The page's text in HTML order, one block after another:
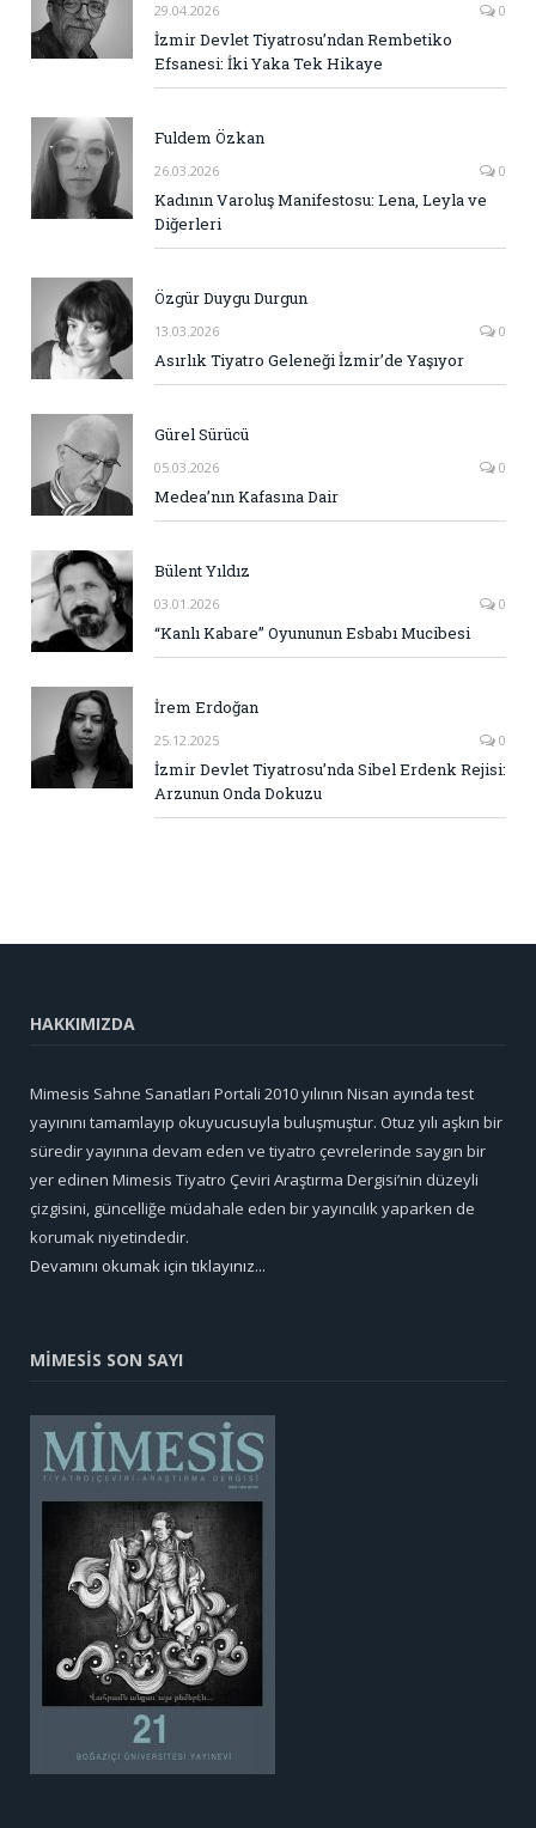
29.04.2026 0
İzmir Devlet Tiyatrosu’ndan Rembetiko
Efsanesi: İki Yaka Tek Hikaye
Fuldem Özkan
26.03.2026 0
Kadının Varoluş Manifestosu: Lena, Leyla ve
Diğerleri
Özgür Duygu Durgun
13.03.2026 0
Asırlık Tiyatro Geleneği İzmir’de Yaşıyor
Gürel Sürücü
05.03.2026 0
Medea’nın Kafasına Dair
Bülent Yıldız
03.01.2026 0
“Kanlı Kabare” Oyununun Esbabı Mucibesi
İrem Erdoğan
25.12.2025 0
İzmir Devlet Tiyatrosu’nda Sibel Erdenk Rejisi:
Arzunun Onda Dokuzu
HAKKIMIZDA
Mimesis Sahne Sanatları Portali 2010 yılının Nisan ayında test
yayınını tamamlayıp okuyucusuyla buluşmuştur. Otuz yılı aşkın bir
süredir yayınına devam eden ve tiyatro çevrelerinde saygın bir
yer edinen Mimesis Tiyatro Çeviri Araştırma Dergisi’nin düzeyli
çizgisini, güncelliğe müdahale eden bir yayıncılık yaparken de
korumak niyetindedir.
Devamını okumak için tıklayınız...
MİMESİS SON SAYI